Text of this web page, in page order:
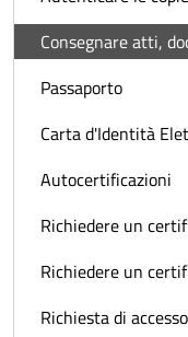
Consegnare atti,
Passaporto
Carta d'Identità
Autocertificazioni
Richiedere un
Richiedere un
Richiesta di